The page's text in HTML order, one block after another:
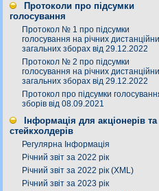
Протоколи про підсумки
голосування
Протокол № 1 про підсумки
голосування на річних
загальних зборах від 29.12.2022
Протокол № 2 про підсумки
голосування на річних
загальних зборах від 29.12.2022
Протокол про підсумки
зборів від 08.09.2021
Інформація для акціонерів та
стейкхолдерів
Регулярна Інформація
Річний звіт за 2022 рік
Річний звіт за 2022 рік (XML)
Річний звіт за 2023 рік